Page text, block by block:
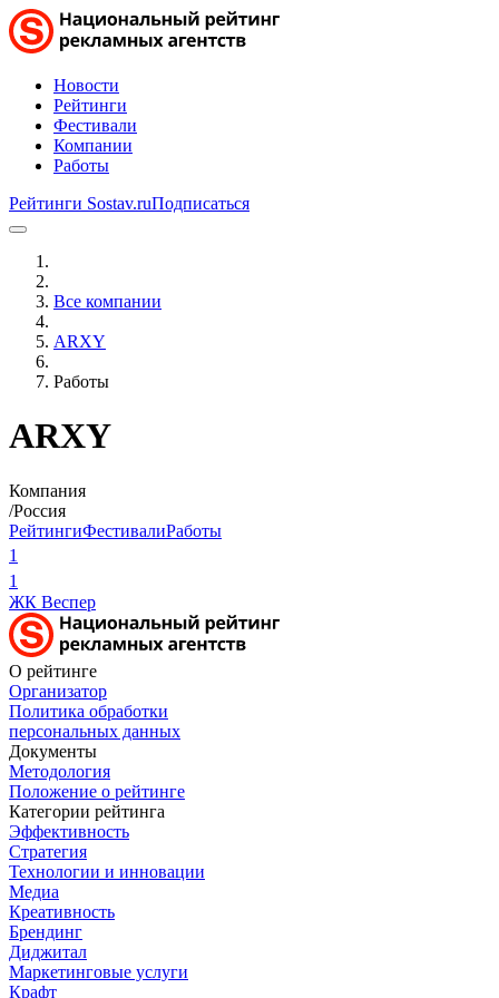
Новости
Рейтинги
Фестивали
Компании
Работы
Рейтинги Sostav.ruПодписаться
Все компании
ARXY
Работы
ARXY
Компания
/Россия
РейтингиФестивалиРаботы
1
1
ЖК Веспер
О рейтинге
Организатор
Политика обработки
персональных данных
Документы
Методология
Положение о рейтинге
Категории рейтинга
Эффективность
Стратегия
Технологии и инновации
Медиа
Креативность
Брендинг
Диджитал
Маркетинговые услуги
Крафт